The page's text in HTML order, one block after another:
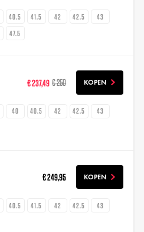
40.5 41.5 42 42.5
43
47.5
€ 237,49 € 250 KOPEN
40 40.5 42 42.5
43
€ 249,95 KOPEN
40.5 41.5 42 42.5
43